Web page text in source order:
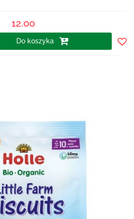
12.00
Do koszyka